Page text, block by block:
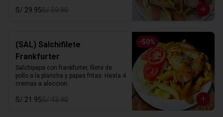
S/ 29.95S/ 59.90
-50%
(SAL) Salchifilete
Frankfurter
Salchipapa con frankfurter, filete de
pollo a la plancha y papas fritas. Hasta 4
cremas a aleccion.
S/ 21.95S/ 43.90